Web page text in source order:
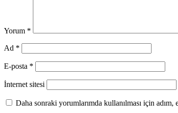
Yorum *
Ad *
E-posta *
İnternet sitesi
Daha sonraki yorumlarımda kullanılması için